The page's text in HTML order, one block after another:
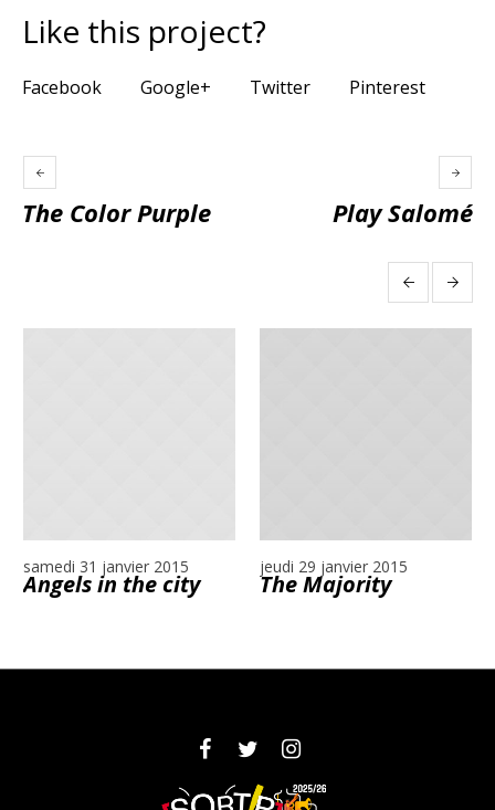
Like this project?
Facebook Google+ Twitter Pinterest
The Color Purple Play Salomé
samedi 31 janvier 2015
Angels in the city
jeudi 29 janvier 2015
The Majority